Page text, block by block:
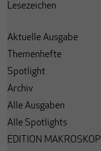
Lesezeichen
Aktuelle Ausgabe
Themenhefte
Spotlight
Archiv
Alle Ausgaben
Alle Spotlights
EDITION MAKROSKOP